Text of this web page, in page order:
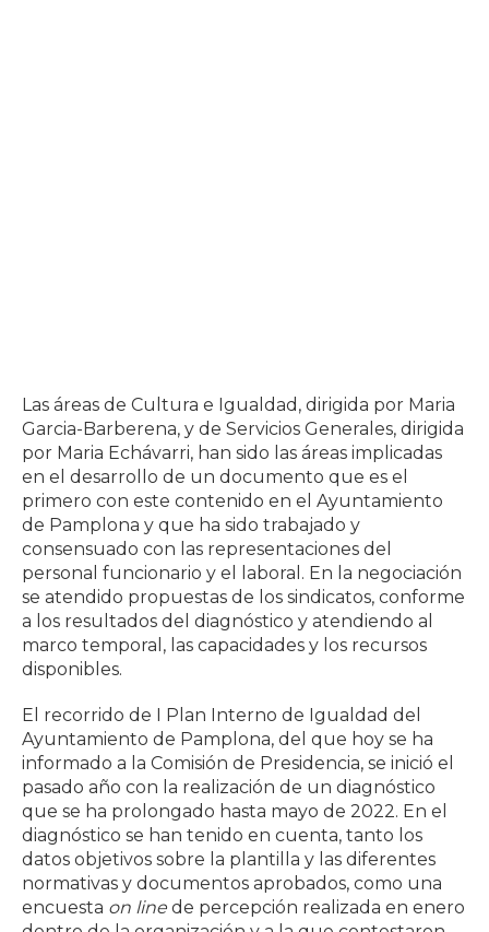
Las áreas de Cultura e Igualdad, dirigida por Maria
Garcia-Barberena, y de Servicios Generales, dirigida
por Maria Echávarri, han sido las áreas implicadas
en el desarrollo de un documento que es el
primero con este contenido en el Ayuntamiento
de Pamplona y que ha sido trabajado y
consensuado con las representaciones del
personal funcionario y el laboral. En la negociación
se atendido propuestas de los sindicatos, conforme
a los resultados del diagnóstico y atendiendo al
marco temporal, las capacidades y los recursos
disponibles.
El recorrido de I Plan Interno de Igualdad del
Ayuntamiento de Pamplona, del que hoy se ha
informado a la Comisión de Presidencia, se inició el
pasado año con la realización de un diagnóstico
que se ha prolongado hasta mayo de 2022. En el
diagnóstico se han tenido en cuenta, tanto los
datos objetivos sobre la plantilla y las diferentes
normativas y documentos aprobados, como una
encuesta on line de percepción realizada en enero